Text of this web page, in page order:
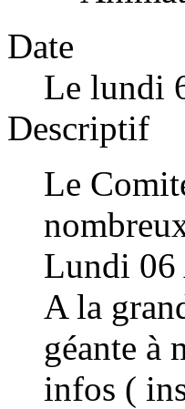
Date
Le lundi
Descriptif
Le
Lundi
A la
géante à
infos (